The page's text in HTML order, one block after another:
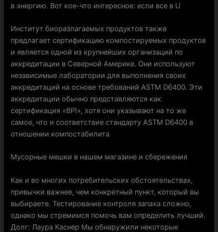
в энергию. Вот кое-что интересное: если все в U
Институт биоразлагаемых продуктов также
предлагает сертификацию компостируемых продуктов
и является одной из крупнейших организаций по
аккредитации в Северной Америке. Они используют
независимые лаборатории для выполнения своих
аккредитаций на основе требований ASTM D6400. Эти
аккредитации обычно представляются как
сертификация «BPI», хотя они указывают на то же
самое, что и соответствие стандарту ASTM D6400 в
отношении компостабилита
Мусорные мешки в нашем магазине и сбережения
Как и во многих потребительских обстоятельствах,
привычки важнее, чем конкретный пункт, который вы
выбираете. Тестирование контроля запаха сложно,
однако мы стремимся помочь вам определить лучший.
Долг: Лаура Каснер Мы обнаружили некоторые